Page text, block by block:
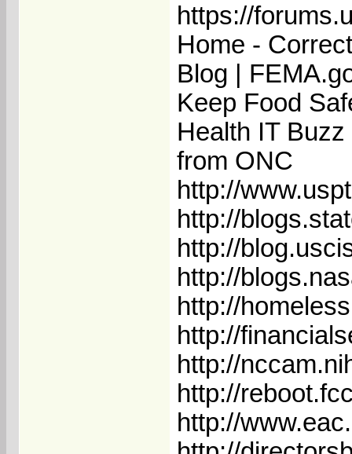
https://
Home -
Blog |
Keep Food
Health IT
from ONC
http://
http://
http://
http://
http://
http://
http://
http://
http://